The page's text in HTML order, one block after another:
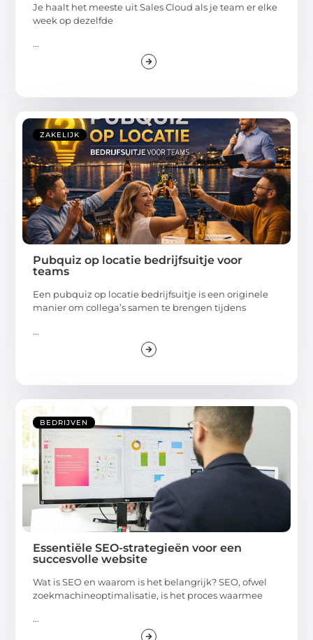
Je haalt het meeste uit Sales Cloud als je team er elke
week op dezelfde
...
ZAKELIJK
Pubquiz op locatie bedrijfsuitje voor
teams
Een pubquiz op locatie bedrijfsuitje is een originele
manier om collega’s samen te brengen tijdens
...
BEDRIJVEN
Essentiële SEO-strategieën voor een
succesvolle website
Wat is SEO en waarom is het belangrijk? SEO, ofwel
zoekmachineoptimalisatie, is het proces waarmee
...